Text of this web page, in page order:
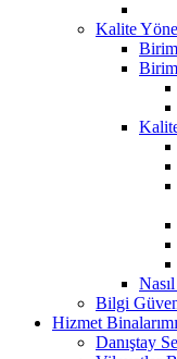
Kalite
Birim
Bilgi
Hizmet
Danıştay